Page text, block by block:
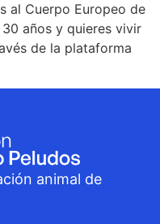
al Cuerpo Europeo de
años y quieres vivir
de la plataforma
animal de